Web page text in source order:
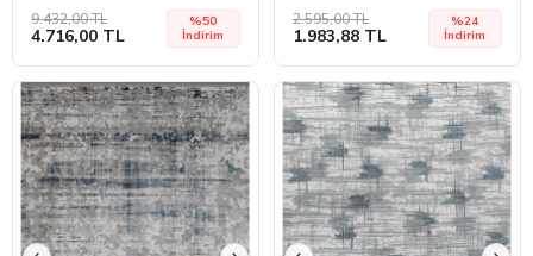
9.432,00 TL
4.716,00 TL
%50
İndirim
2.595,00 TL
1.983,88 TL
%24
İndirim